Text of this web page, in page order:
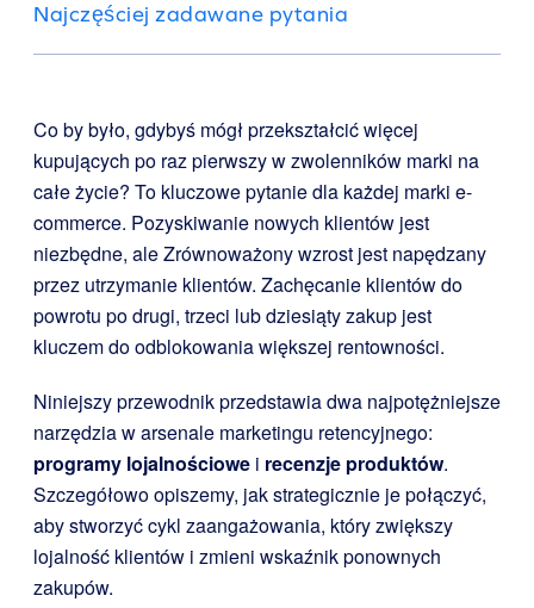
Najczęściej zadawane pytania
Co by było, gdybyś mógł przekształcić więcej
kupujących po raz pierwszy w zwolenników marki na
całe życie? To kluczowe pytanie dla każdej marki e-
commerce. Pozyskiwanie nowych klientów jest
niezbędne, ale Zrównoważony wzrost jest napędzany
przez utrzymanie klientów. Zachęcanie klientów do
powrotu po drugi, trzeci lub dziesiąty zakup jest
kluczem do odblokowania większej rentowności.
Niniejszy przewodnik przedstawia dwa najpotężniejsze
narzędzia w arsenale marketingu retencyjnego:
programy lojalnościowe i recenzje produktów.
Szczegółowo opiszemy, jak strategicznie je połączyć,
aby stworzyć cykl zaangażowania, który zwiększy
lojalność klientów i zmieni wskaźnik ponownych
zakupów.